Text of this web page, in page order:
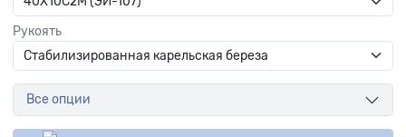
Рукоять
Все опции